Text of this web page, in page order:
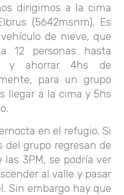
dirigimos a la cima
(5642msnm). Es
de nieve, que
12 personas hasta
y ahorrar 4hs de
para un grupo
llegar a la cima y 5hs
en el refugio. Si
del grupo regresan de
3PM, se podría ver
al valle y pasar
Sin embargo hay que